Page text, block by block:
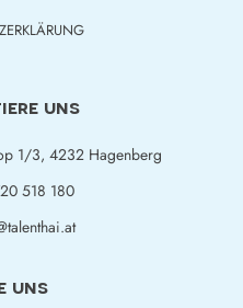
uns
1/3, 4232 Hagenberg
518 180
uns